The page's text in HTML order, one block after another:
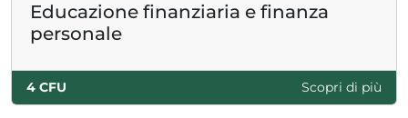
Educazione finanziaria e finanza
personale
4 CFU Scopri di più